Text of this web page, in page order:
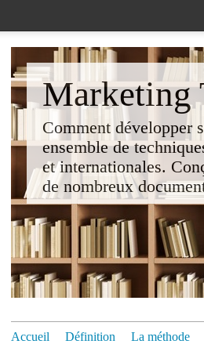
Marketing
Comment développer
ensemble de
et internationales.
de nombreux
Accueil Définition La méthode